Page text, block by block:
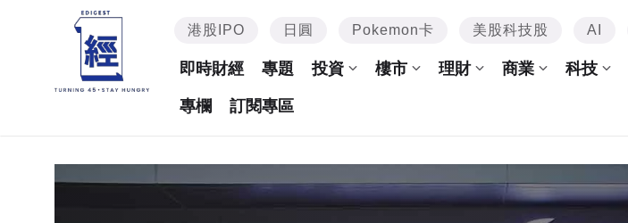
港股IPO 日圓 Pokemon卡 美股科技股 AI
即時財經 專題 投資 樓市 理財 商業 科技
專欄 訂閱專區